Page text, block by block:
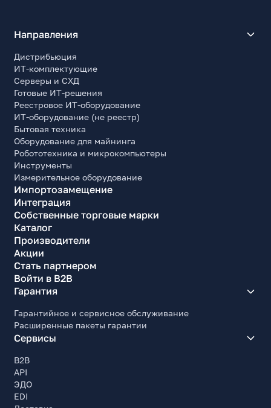
Направления
Дистрибьюция
ИТ-комплектующие
Серверы и СХД
Готовые ИТ-решения
Реестровое ИТ-оборудование
ИТ-оборудование (не реестр)
Бытовая техника
Оборудование для майнинга
Робототехника и микрокомпьютеры
Инструменты
Измерительное оборудование
Импортозамещение
Интеграция
Собственные торговые марки
Каталог
Производители
Акции
Стать партнером
Войти в B2B
Гарантия
Гарантийное и сервисное обслуживание
Расширенные пакеты гарантии
Сервисы
B2B
API
ЭДО
EDI